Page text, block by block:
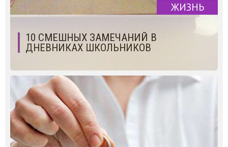
ЖИЗНЬ
10 СМЕШНЫХ ЗАМЕЧАНИЙ В
ДНЕВНИКАХ ШКОЛЬНИКОВ